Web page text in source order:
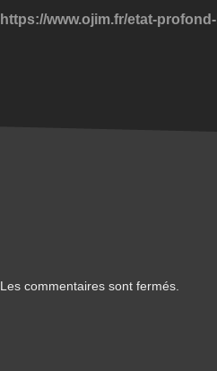
https://www.ojim.fr/etat-
Les commentaires sont fermés.